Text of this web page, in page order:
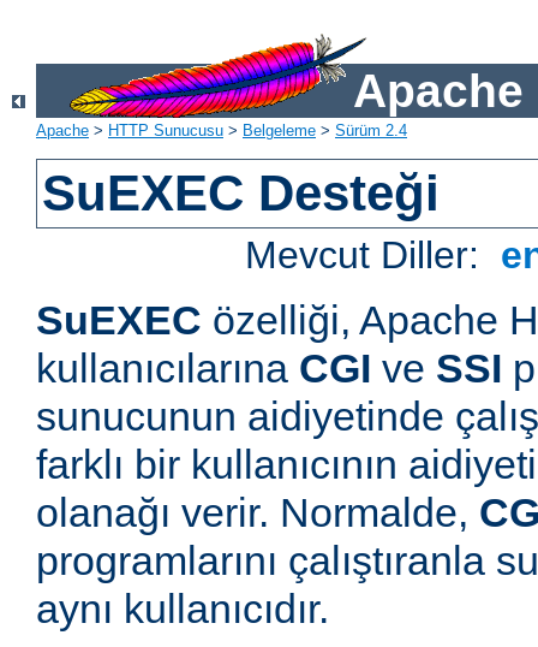
Apache
Apache > HTTP Sunucusu > Belgeleme > Sürüm 2.4
SuEXEC Desteği
Mevcut Diller:
SuEXEC özelliği, Apache
kullanıcılarına CGI ve SSI
sunucunun aidiyetinde
farklı bir kullanıcının
olanağı verir. Normalde,
programlarını çalıştıranla
aynı kullanıcıdır.